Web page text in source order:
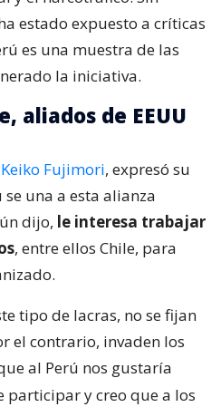
estado expuesto a críticas
es una muestra de las
la iniciativa.
aliados de EEUU
Keiko Fujimori, expresó su
una a esta alianza
dijo, le interesa trabajar
, entre ellos Chile, para
tipo de lacras, no se fijan
el contrario, invaden los
al Perú nos gustaría
participar y creo que a los